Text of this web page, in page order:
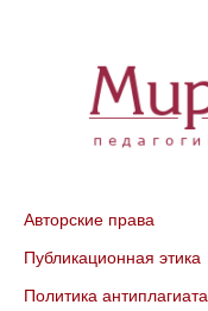
Авторские права
Публикационная этика
Политика антиплагиата